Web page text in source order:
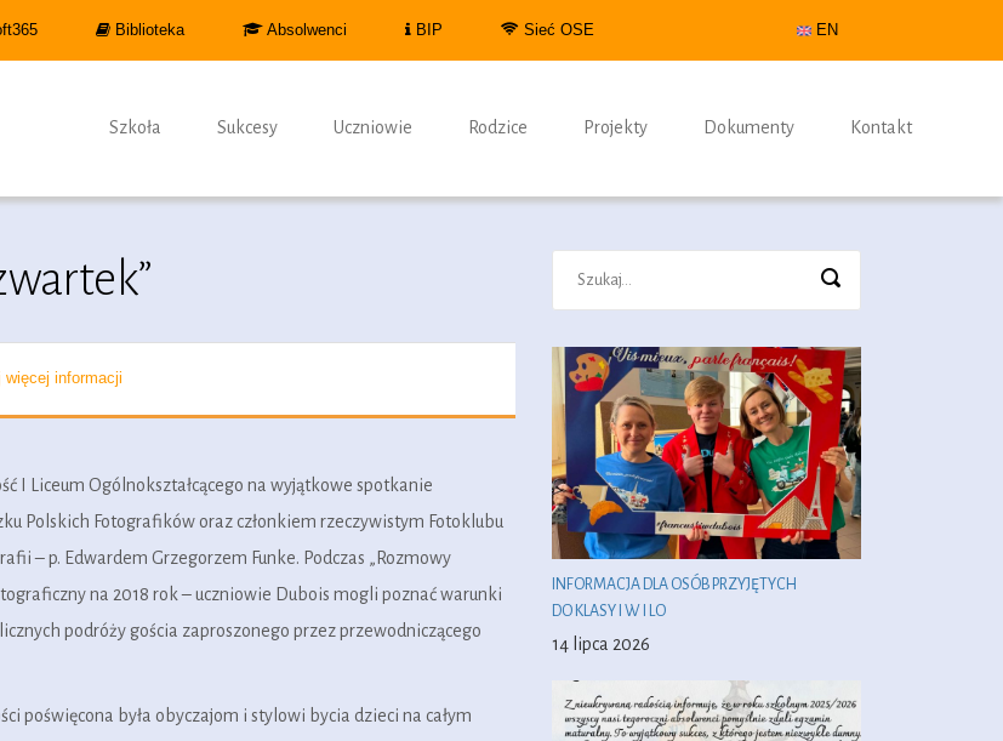
EN
Biblioteka Absolwenci BIP Sieć OSE
Szkoła Sukcesy Uczniowie Rodzice Projekty Dokumenty Kontakt
więcej informacji
I Liceum Ogólnokształcącego na wyjątkowe spotkanie
Polskich Fotografików oraz członkiem rzeczywistym Fotoklubu
– p. Edwardem Grzegorzem Funke. Podczas „Rozmowy
na 2018 rok – uczniowie Dubois mogli poznać warunki
podróży gościa zaproszonego przez przewodniczącego
poświęcona była obyczajom i stylowi bycia dzieci na całym
INFORMACJA DLA OSÓB PRZYJĘTYCH
DO KLASY I W I LO
14 lipca 2026